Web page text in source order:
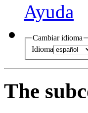
Ayuda
Cambiar idioma
Idioma
The